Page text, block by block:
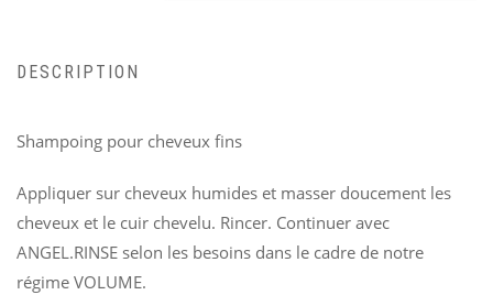
DESCRIPTION
Shampoing pour cheveux fins
Appliquer sur cheveux humides et masser doucement les
cheveux et le cuir chevelu. Rincer. Continuer avec
ANGEL.RINSE selon les besoins dans le cadre de notre
régime VOLUME.